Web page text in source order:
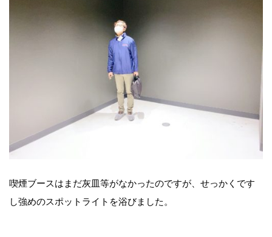
喫煙ブースはまだ灰皿等がなかったのですが、せっかくです
し強めのスポットライトを浴びました。